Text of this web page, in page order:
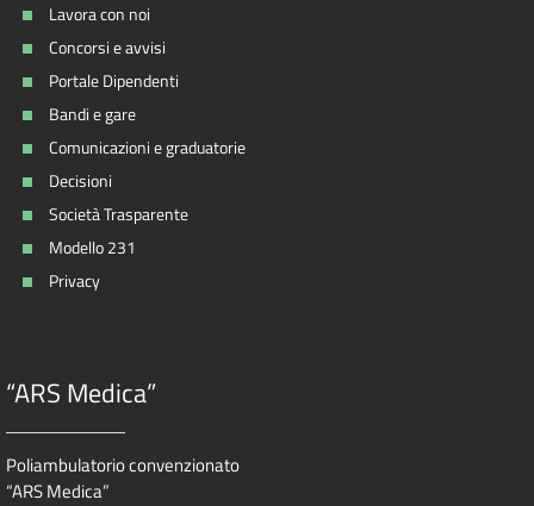
Lavora con noi
Concorsi e avvisi
Portale Dipendenti
Bandi e gare
Comunicazioni e graduatorie
Decisioni
Società Trasparente
Modello 231
Privacy
“ARS Medica”
Poliambulatorio convenzionato
“ARS Medica”